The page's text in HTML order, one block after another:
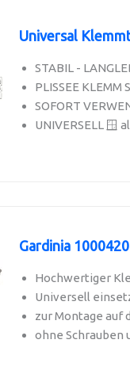
Universal
STABIL -
PLISSEE
SOFORT
UNIVERSELL 🪟
Gardinia
Hochwertiger
Universell
zur Montage auf
ohne Schrauben